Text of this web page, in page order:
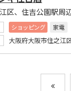
区、住吉公園駅周
ショッピング
家電
大阪府大阪市住之江